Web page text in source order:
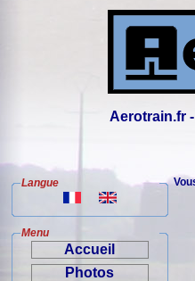
Aerotrain.fr
Langue
Menu
Accueil
Photos